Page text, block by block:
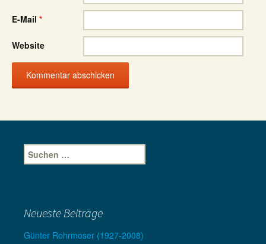
E-Mail *
Website
Suche
nach:
Neueste Beiträge
Günter Rohrmoser (1927-2008)